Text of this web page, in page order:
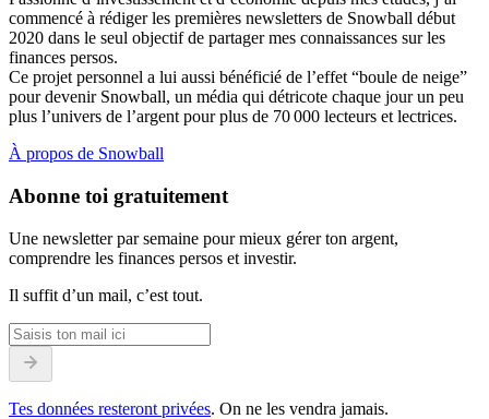
commencé à rédiger les premières newsletters de Snowball début
2020 dans le seul objectif de partager mes connaissances sur les
finances persos.
Ce projet personnel a lui aussi bénéficié de l’effet “boule de neige”
pour devenir Snowball, un média qui détricote chaque jour un peu
plus l’univers de l’argent pour plus de 70 000 lecteurs et lectrices.
À propos de Snowball
Abonne toi gratuitement
Une newsletter par semaine pour mieux gérer ton argent,
comprendre les finances persos et investir.
Il suffit d’un mail, c’est tout.
Tes données resteront privées. On ne les vendra jamais.